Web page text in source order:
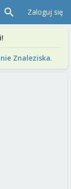
Zaloguj się
Znaleziska.